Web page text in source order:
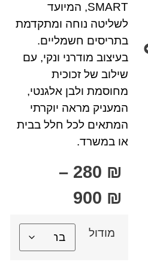
SMART, המיועד
לשליטה נוחה ומתקדמת
בתריסים חשמליים.
בעיצוב מודרני ונקי, עם
שילוב של זכוכית
מחוסמת ולבן אלגנטי,
המעניק מראה יוקרתי
המתאים לכל חלל בבית
או במשרד.
280 ₪
–
900 ₪
מודול